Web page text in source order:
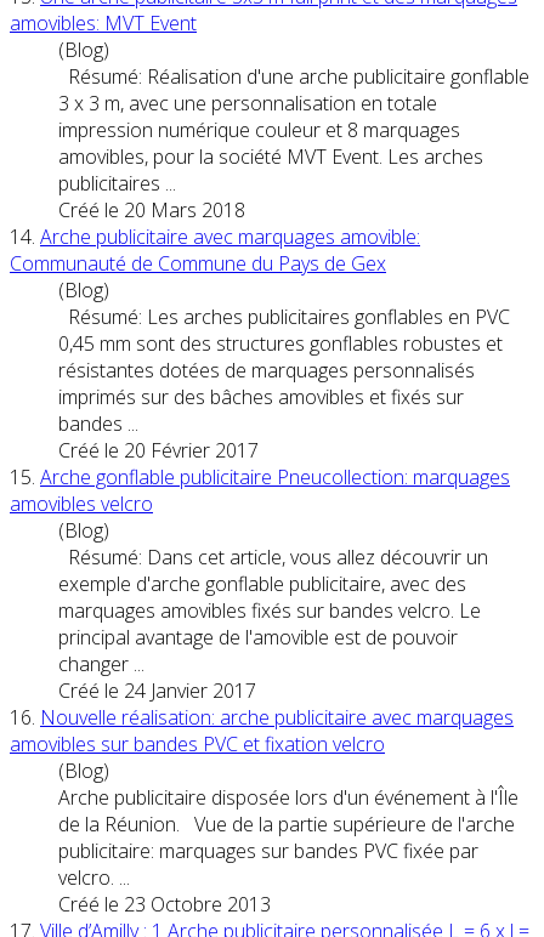
amovibles: MVT Event
(Blog)
Résumé: Réalisation d'une arche publicitaire gonflable
3 x 3 m, avec une personnalisation en totale
impression numérique couleur et 8 marquages
amovibles, pour la société MVT Event. Les arches
publicitaires ...
Créé le 20 Mars 2018
14. Arche publicitaire avec marquages amovible:
Communauté de Commune du Pays de Gex
(Blog)
Résumé: Les arches publicitaires gonflables en PVC
0,45 mm sont des structures gonflables robustes et
résistantes dotées de marquages personnalisés
imprimés sur des bâches amovibles et fixés sur
bandes ...
Créé le 20 Février 2017
15. Arche gonflable publicitaire Pneucollection: marquages
amovibles velcro
(Blog)
Résumé: Dans cet article, vous allez découvrir un
exemple d'arche gonflable publicitaire, avec des
marquages amovibles fixés sur bandes velcro. Le
principal avantage de l'amovible est de pouvoir
changer ...
Créé le 24 Janvier 2017
16. Nouvelle réalisation: arche publicitaire avec marquages
amovibles sur bandes PVC et fixation velcro
(Blog)
Arche publicitaire disposée lors d'un événement à l'Île
de la Réunion. Vue de la partie supérieure de l'arche
publicitaire: marquages sur bandes PVC fixée par
velcro. ...
Créé le 23 Octobre 2013
17. Ville d’Amilly : 1 Arche publicitaire personnalisée L = 6 x l =